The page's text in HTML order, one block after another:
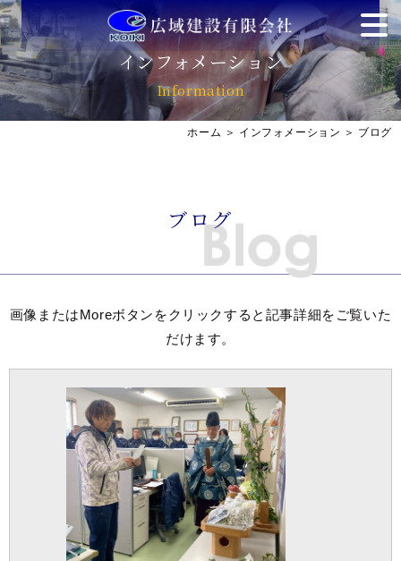
インフォメーション
Information
ホーム ＞ インフォメーション ＞ ブログ
ブログ
画像またはMoreボタンをクリックすると記事詳細をご覧いた
だけます。